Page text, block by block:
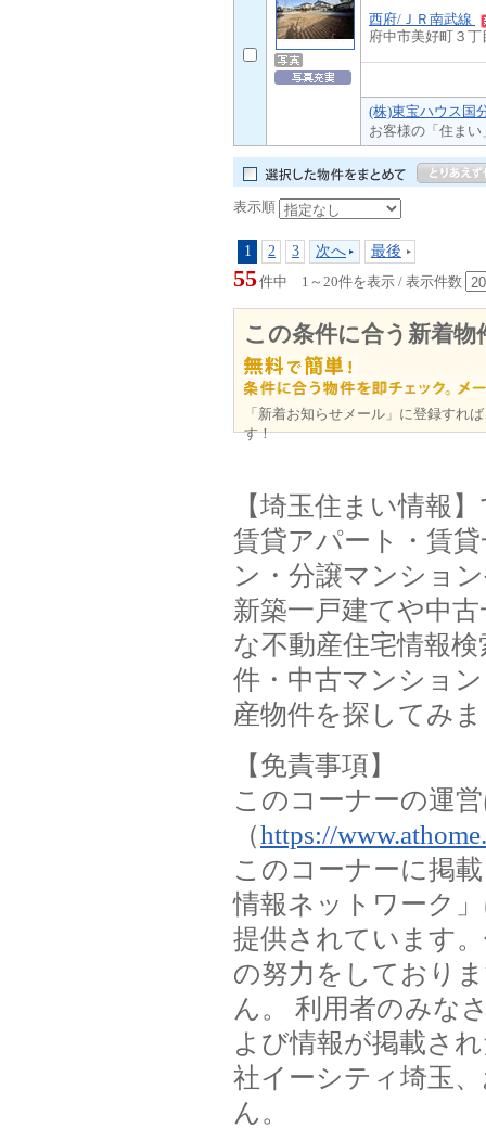
西府/ＪＲ南武線
府中市美好町３丁
(株)東宝ハウス国
お客様の「住ま
表示順
1 2 3 次へ 最後
55件中 1～20件を表示 / 表示件数
この条件に合う新着
「新着お知らせメール」に登録すれ
す！
【埼玉住まい情報
賃貸アパート・賃
ン・分譲マンショ
新築一戸建てや中
な不動産住宅情報
件・中古マンショ
産物件を探してみ
【免責事項】
このコーナーの運
（https://
このコーナーに掲
情報ネットワーク
提供されています
の努力をしており
ん。 利用者のみな
よび情報が掲載さ
社イーシティ埼玉
ん。